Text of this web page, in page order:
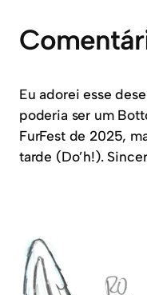
Eu adorei esse
poderia ser um
FurFest de 2025,
tarde (Do’h!).